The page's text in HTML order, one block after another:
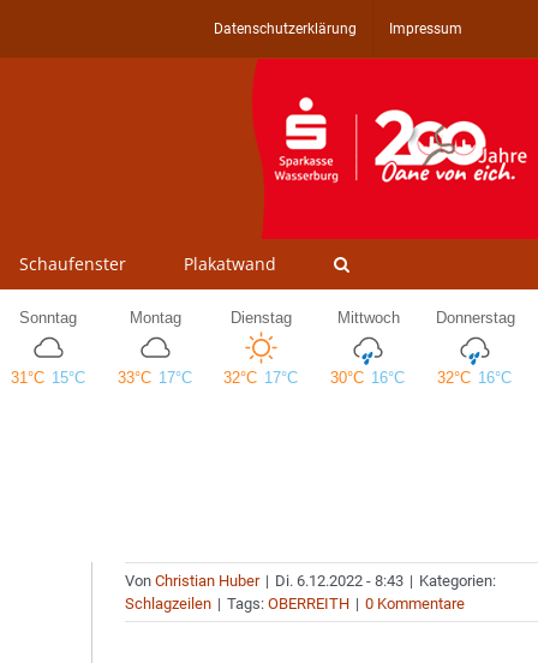
Datenschutzerklärung Impressum
Schaufenster Plakatwand
VonChristian Huber | Di. 6.12.2022 - 8:43 | Kategorien:
Schlagzeilen | Tags:OBERREITH | 0 Kommentare